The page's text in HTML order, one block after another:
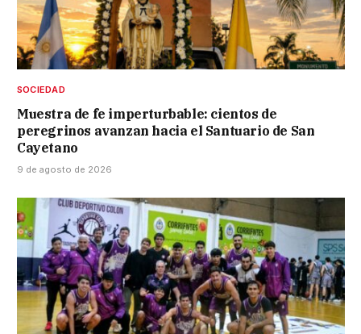
SOCIEDAD
Muestra de fe imperturbable: cientos de
peregrinos avanzan hacia el Santuario de San
Cayetano
9 de agosto de 2026